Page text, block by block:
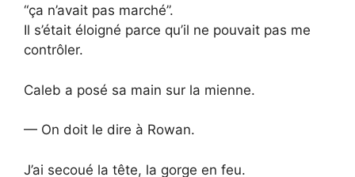
“ça n’avait pas marché”.
Il s’était éloigné parce qu’il ne pouvait pas me
contrôler.
Caleb a posé sa main sur la mienne.
— On doit le dire à Rowan.
J’ai secoué la tête, la gorge en feu.